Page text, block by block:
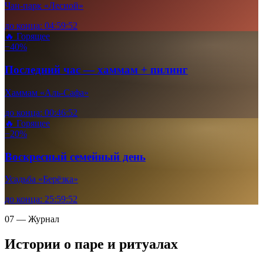
Чан-парк «Лесной»
до конца: 04:59:49
🔥 Горящее
−40%
Последний час — хаммам + пилинг
Хаммам «Аль-Сафа»
до конца: 00:46:49
🔥 Горящее
−20%
Воскресный семейный день
Усадьба «Берёзка»
до конца: 25:59:49
07 — Журнал
Истории о паре и ритуалах